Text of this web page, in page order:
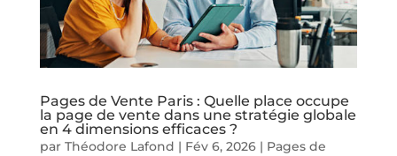
Pages de Vente Paris : Quelle place occupe
la page de vente dans une stratégie globale
en 4 dimensions efficaces ?
par Théodore Lafond | Fév 6, 2026| Pages de